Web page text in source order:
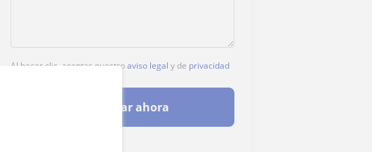
Al hacer clic, aceptas nuestroaviso legal y de privacidad
Contactar ahora